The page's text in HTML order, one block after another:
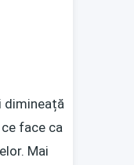
dimineață
face ca
Mai